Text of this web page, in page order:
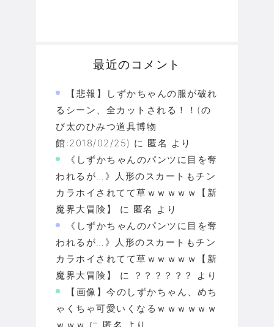
最近のコメント
【悲報】しずかちゃんの服が破れ
るシーン、全カットされる！！(の
び太のひみつ道具博物
館:2018/02/25) に 匿名 より
《しずかちゃんのパンツに目を奪
われるが…》人形のスカートもチン
カラホイされてて草ｗｗｗｗｗ【新
魔界大冒険】
に 匿名 より
《しずかちゃんのパンツに目を奪
われるが…》人形のスカートもチン
カラホイされてて草ｗｗｗｗｗ【新
魔界大冒険】
に ？？？？？？
より
【画像】今のしずかちゃん、めち
ゃくちゃ可愛いくなるｗｗｗｗｗｗ
ｗｗｗ に 匿名 より